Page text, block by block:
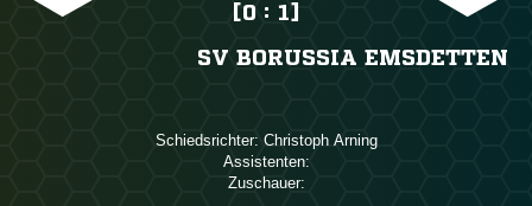
[0 : 1]
SV BORUSSIA EMSDETTEN
Schiedsrichter:  
Assistenten:
Zuschauer: